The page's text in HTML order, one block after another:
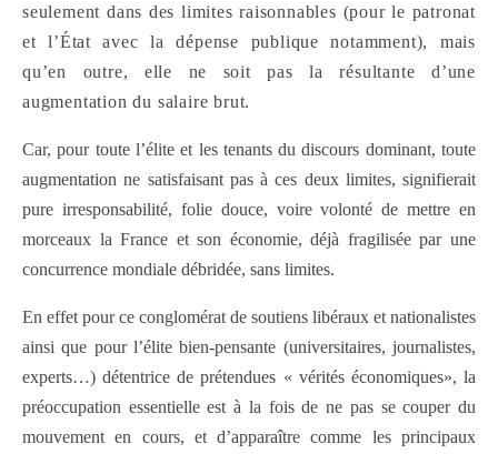
seulement dans des limites raisonnables (pour le patronat
et l’État avec la dépense publique notamment), mais
qu’en outre, elle ne soit pas la résultante d’une
augmentation du salaire brut.
Car, pour toute l’élite et les tenants du discours dominant, toute
augmentation ne satisfaisant pas à ces deux limites, signifierait
pure irresponsabilité, folie douce, voire volonté de mettre en
morceaux la France et son économie, déjà fragilisée par une
concurrence mondiale débridée, sans limites.
En effet pour ce conglomérat de soutiens libéraux et nationalistes
ainsi que pour l’élite bien-pensante (universitaires, journalistes,
experts…) détentrice de prétendues « vérités économiques», la
préoccupation essentielle est à la fois de ne pas se couper du
mouvement en cours, et d’apparaître comme les principaux